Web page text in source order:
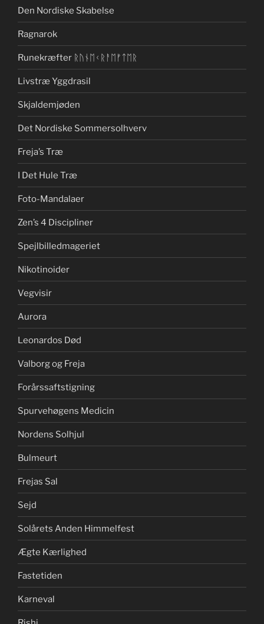
Den Nordiske Skabelse
Ragnarok
Runekræfter ᚱᚢᚾᛖᚲᚱᚨᛖᚠᛏᛖᚱ
Livstræ Yggdrasil
Skjaldemjøden
Det Nordiske Sommersolhverv
Freja’s Træ
I Det Hule Træ
Foto-Mandalaer
Zen’s 4 Discipliner
Spejlbilledmageriet
Nikotinoider
Vegvisir
Aurora
Leonardos Død
Valborg og Freja
Forårssaftstigning
Spurvehøgens Medicin
Nordens Solhjul
Bulmeurt
Frejas Sal
Sejd
Solårets Anden Himmelfest
Ægte Kærlighed
Fastetiden
Karneval